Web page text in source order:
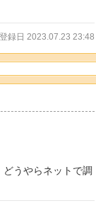
登録日 2023.07.23 23:48
うやらネットで調